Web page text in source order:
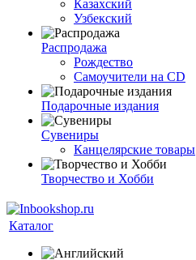
Казахский
Узбекский
Распродажа
Рождество
Самоучители на CD
Подарочные издания
Сувениры
Канцелярские товары
Творчество и Хобби
Каталог